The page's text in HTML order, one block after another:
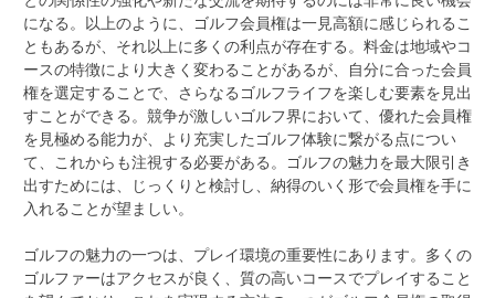
になる。以上のように、ゴルフ会員権は一見高額に感じられるこ
ともあるが、それ以上に多くの利点が存在する。料金は地域やコ
ースの特徴により大きく変わることがあるが、自分に合った会員
権を選定することで、さらなるゴルフライフを楽しむ要素を見出
すことができる。競争が激しいゴルフ界において、優れた会員権
を見極める能力が、より充実したゴルフ体験に繋がる点につい
て、これからも注視する必要がある。ゴルフの魅力を最大限引き
出すためには、じっくりと検討し、納得のいく形で会員権を手に
入れることが望ましい。
ゴルフの魅力の一つは、プレイ環境の重要性にあります。多くの
ゴルファーはアクセスが良く、質の高いコースでプレイすること